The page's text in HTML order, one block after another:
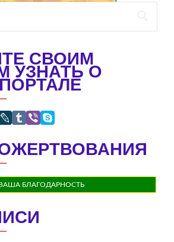
СВОИМ
УЗНАТЬ О
БЛАГОДАРНОСТЬ